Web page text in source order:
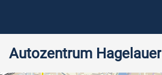
Autozentrum Hagelauer